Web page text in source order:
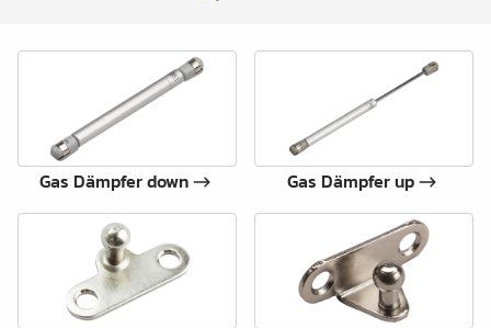
Gas Dämpfer down Gas Dämpfer up